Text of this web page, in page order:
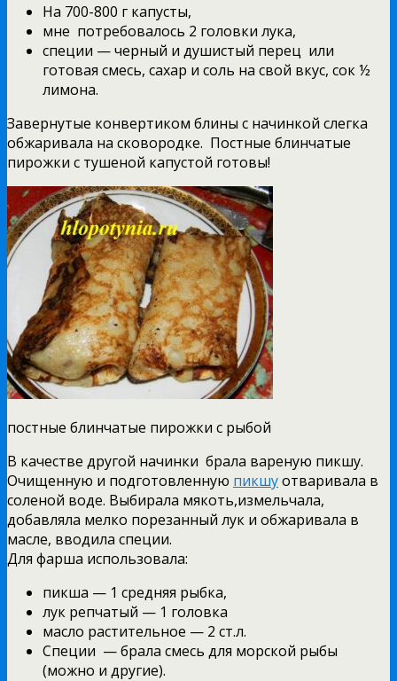
На 700-800 г капусты,
мне потребовалось 2 головки лука,
специи — черный и душистый перец или
готовая смесь, сахар и соль на свой вкус, сок ½
лимона.
Завернутые конвертиком блины с начинкой слегка
обжаривала на сковородке. Постные блинчатые
пирожки с тушеной капустой готовы!
постные блинчатые пирожки с рыбой
В качестве другой начинки брала вареную пикшу.
Очищенную и подготовленную пикшуотваривала в
соленой воде. Выбирала мякоть,измельчала,
добавляла мелко порезанный лук и обжаривала в
масле, вводила специи.
Для фарша использовала:
пикша — 1 средняя рыбка,
лук репчатый — 1 головка
масло растительное — 2 ст.л.
Специи — брала смесь для морской рыбы
(можно и другие).